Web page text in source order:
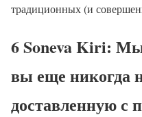
традиционных (и
6 Soneva Kiri:
вы еще никогда
доставленную с